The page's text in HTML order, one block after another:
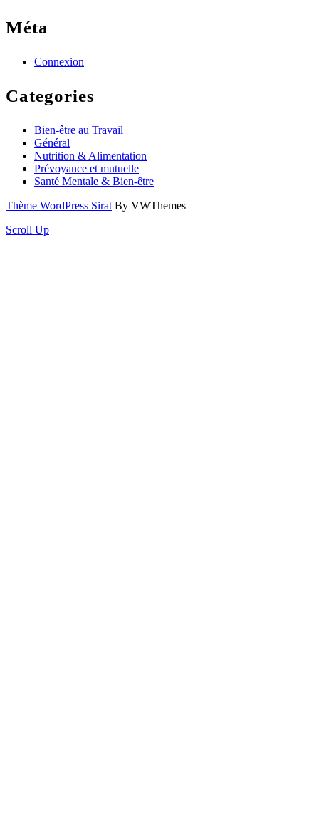
Méta
Connexion
Categories
Bien-être au Travail
Général
Nutrition & Alimentation
Prévoyance et mutuelle
Santé Mentale & Bien-être
Thème WordPress Sirat By VWThemes
Scroll Up